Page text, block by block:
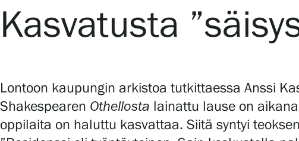
Kasvatusta
Lontoon kaupungin arkistoa tutkittaessa Anssi
Shakespearen Othellosta lainattu lause on
oppilaita on haluttu kasvattaa. Siitä syntyi